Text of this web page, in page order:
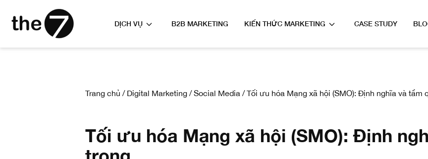
DỊCH VỤ B2B MARKETING KIẾN THỨC MARKETING CASE STUDY
Trang chủ / Digital Marketing /Social Media /Tối ưu hóa Mạng xã hội (SMO): Định nghĩa và tầm
Tối ưu hóa Mạng xã hội (SMO): Định